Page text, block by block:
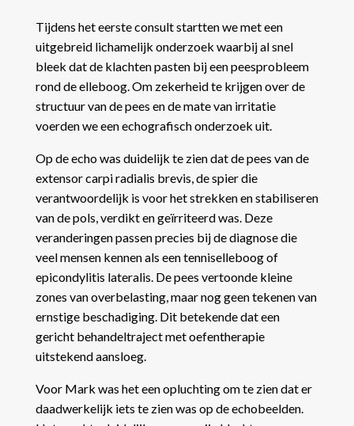
Tijdens het eerste consult startten we met een
uitgebreid lichamelijk onderzoek waarbij al snel
bleek dat de klachten pasten bij een peesprobleem
rond de elleboog. Om zekerheid te krijgen over de
structuur van de pees en de mate van irritatie
voerden we een echografisch onderzoek uit.
Op de echo was duidelijk te zien dat de pees van de
extensor carpi radialis brevis, de spier die
verantwoordelijk is voor het strekken en stabiliseren
van de pols, verdikt en geïrriteerd was. Deze
veranderingen passen precies bij de diagnose die
veel mensen kennen als een tenniselleboog of
epicondylitis lateralis. De pees vertoonde kleine
zones van overbelasting, maar nog geen tekenen van
ernstige beschadiging. Dit betekende dat een
gericht behandeltraject met oefentherapie
uitstekend aansloeg.
Voor Mark was het een opluchting om te zien dat er
daadwerkelijk iets te zien was op de echobeelden.